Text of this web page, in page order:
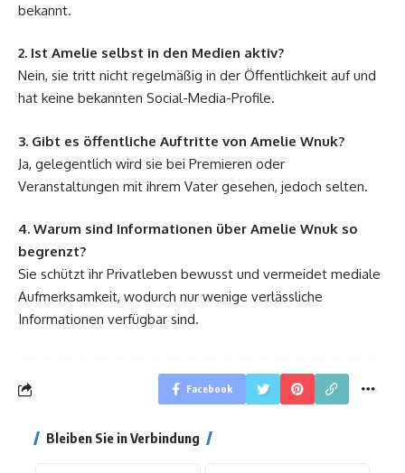
bekannt.
2. Ist Amelie selbst in den Medien aktiv?
Nein, sie tritt nicht regelmäßig in der Öffentlichkeit auf und
hat keine bekannten Social-Media-Profile.
3. Gibt es öffentliche Auftritte von Amelie Wnuk?
Ja, gelegentlich wird sie bei Premieren oder
Veranstaltungen mit ihrem Vater gesehen, jedoch selten.
4. Warum sind Informationen über Amelie Wnuk so
begrenzt?
Sie schützt ihr Privatleben bewusst und vermeidet mediale
Aufmerksamkeit, wodurch nur wenige verlässliche
Informationen verfügbar sind.
Facebook
Bleiben Sie in Verbindung